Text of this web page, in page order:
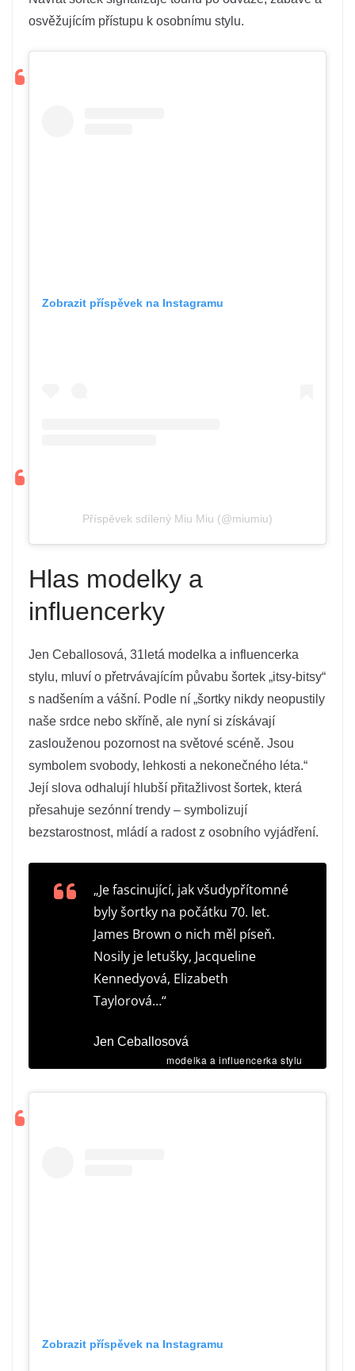
osvěžujícím přístupu k osobnímu stylu.
Zobrazit příspěvek na Instagramu
Příspěvek sdílený Miu Miu (@miumiu)
Hlas modelky a
influencerky
Jen Ceballosová, 31letá modelka a influencerka
stylu, mluví o přetrvávajícím půvabu šortek „itsy-bitsy“
s nadšením a vášní. Podle ní „šortky nikdy neopustily
naše srdce nebo skříně, ale nyní si získávají
zaslouženou pozornost na světové scéně. Jsou
symbolem svobody, lehkosti a nekonečného léta.“
Její slova odhalují hlubší přitažlivost šortek, která
přesahuje sezónní trendy – symbolizují
bezstarostnost, mládí a radost z osobního vyjádření.
„Je fascinující, jak všudypřítomné
byly šortky na počátku 70. let.
James Brown o nich měl píseň.
Nosily je letušky, Jacqueline
Kennedyová, Elizabeth
Taylorová…“
Jen Ceballosová
modelka a influencerka stylu
Zobrazit příspěvek na Instagramu